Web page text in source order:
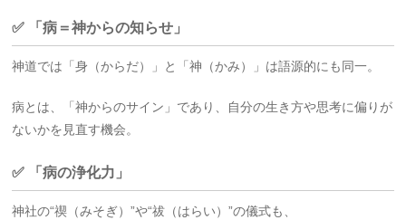
✅ 「病＝神からの知らせ」
神道では「身（からだ）」と「神（かみ）」は語源的にも同一。
病とは、「神からのサイン」であり、自分の生き方や思考に偏りが
ないかを見直す機会。
✅ 「病の浄化力」
神社の“禊（みそぎ）”や“祓（はらい）”の儀式も、